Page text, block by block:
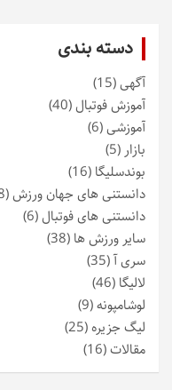
دسته بندی
آگهی(15)
آموزش فوتبال(40)
آموزشی(6)
بازار (5)
بوندسلیگا (16)
دانستنی های جهان ورزش(38)
دانستنی های فوتبال(6)
سایر ورزش ها (38)
سری آ(35)
لالیگا (46)
لوشامپونه(9)
لیگ جزیره(25)
مقالات(16)